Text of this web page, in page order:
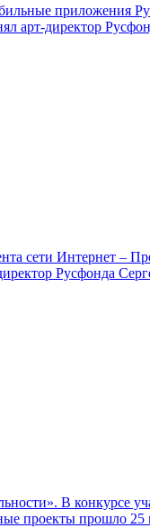
приложения
арт‑директор
сети Интернет –
Русфонда
В конкурсе
проекты прошло 25